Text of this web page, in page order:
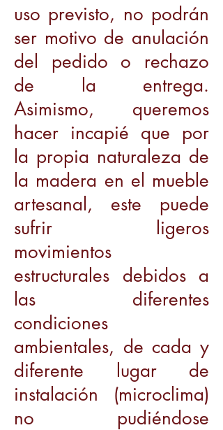
uso previsto, no podrán
ser motivo de anulación
del pedido o rechazo
de la entrega.
Asimismo, queremos
hacer incapié que por
la propia naturaleza de
la madera en el mueble
artesanal, este puede
sufrir ligeros
movimientos
estructurales debidos a
las diferentes
condiciones
ambientales, de cada y
diferente lugar de
instalación (microclima)
no pudiéndose